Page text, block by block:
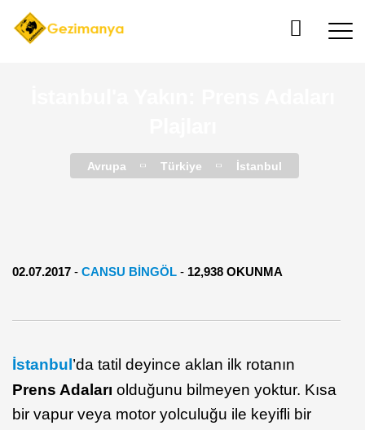
Avrupa Türkiye İstanbul
02.07.2017 - CANSU BINGÖL - 12,938 OKUNMA
İstanbul ’da tatil deyince aklan ilk rotanın
Prens Adaları olduğunu bilmeyen yoktur. Kısa
bir vapur veya motor yolculuğu ile keyifli bir